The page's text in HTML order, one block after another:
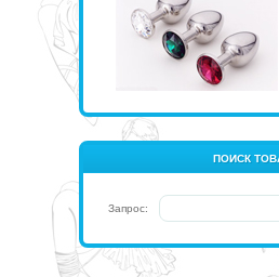
ПОИСК
Запрос: